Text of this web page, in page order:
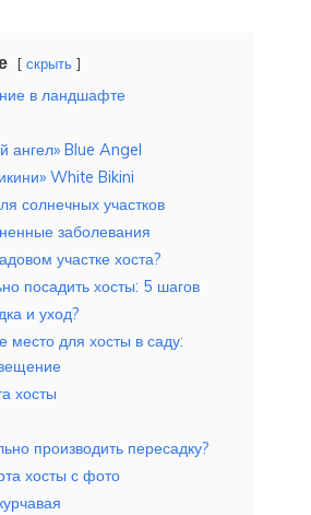
скрыть
в ландшафте
ангел» Blue Angel
White Bikini
солнечных участков
заболевания
участке хоста?
посадить хосты: 5 шагов
и уход?
место для хосты в саду:
хосты
производить пересадку?
хосты с фото